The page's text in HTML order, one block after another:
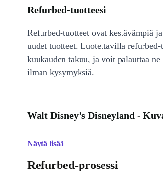
Refurbed-tuotteesi
Refurbed-tuotteet ovat kestävämpiä
uudet tuotteet. Luotettavilla
kuukauden takuu, ja voit palauttaa
ilman kysymyksiä.
Walt Disney’s Disneyland -
Näytä lisää
Refurbed-prosessi